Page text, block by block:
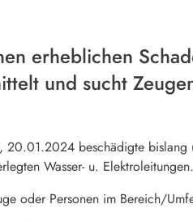
erheblichen
und sucht
beschädigte bislang
Wasser- u. Elektroleitungen.
oder Personen im Bereich/